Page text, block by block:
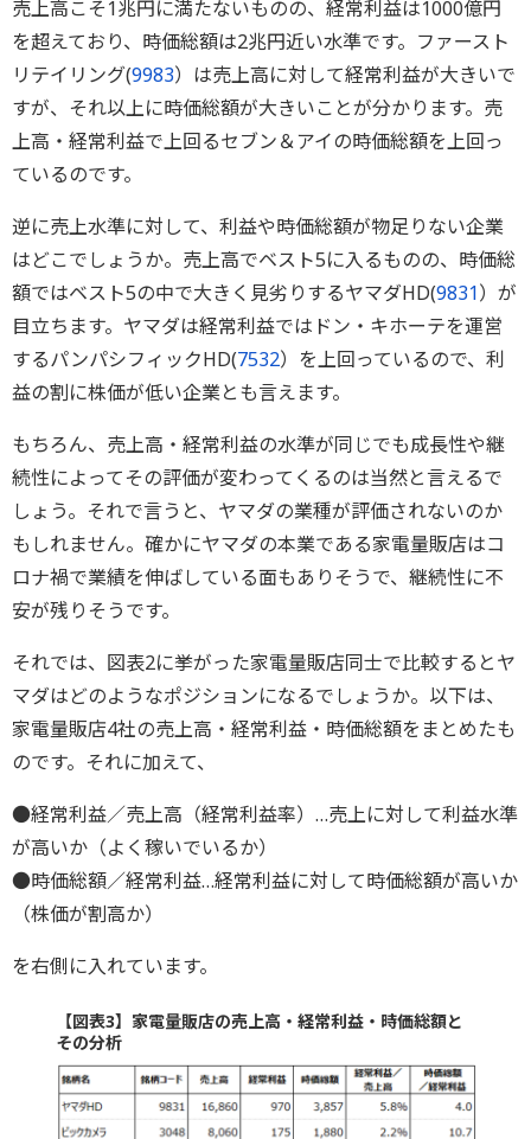
売上高こそ1兆円に満たないものの、経常利益は1000億円
を超えており、時価総額は2兆円近い水準です。ファースト
リテイリング(9983）は売上高に対して経常利益が大きいで
すが、それ以上に時価総額が大きいことが分かります。売
上高・経常利益で上回るセブン＆アイの時価総額を上回っ
ているのです。
逆に売上水準に対して、利益や時価総額が物足りない企業
はどこでしょうか。売上高でベスト5に入るものの、時価総
額ではベスト5の中で大きく見劣りするヤマダHD(9831）が
目立ちます。ヤマダは経常利益ではドン・キホーテを運営
するパンパシフィックHD(7532）を上回っているので、利
益の割に株価が低い企業とも言えます。
もちろん、売上高・経常利益の水準が同じでも成長性や継
続性によってその評価が変わってくるのは当然と言えるで
しょう。それで言うと、ヤマダの業種が評価されないのか
もしれません。確かにヤマダの本業である家電量販店はコ
ロナ禍で業績を伸ばしている面もありそうで、継続性に不
安が残りそうです。
それでは、図表2に挙がった家電量販店同士で比較するとヤ
マダはどのようなポジションになるでしょうか。以下は、
家電量販店4社の売上高・経常利益・時価総額をまとめたも
のです。それに加えて、
●経常利益／売上高（経常利益率）…売上に対して利益水準
が高いか（よく稼いでいるか）
●時価総額／経常利益…経常利益に対して時価総額が高いか
（株価が割高か）
を右側に入れています。
【図表3】家電量販店の売上高・経常利益・時価総額と
その分析